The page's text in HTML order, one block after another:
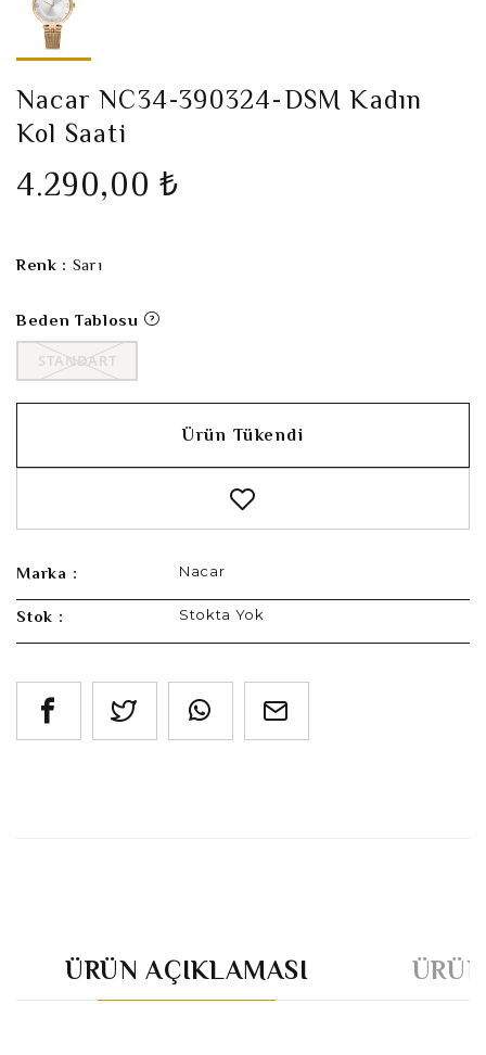
Nacar NC34-390324-DSM Kadın
Kol Saati
4.290,00 ₺
Renk : Sarı
Beden Tablosu
STANDART
Ürün Tükendi
Marka : Nacar
Stok : Stokta Yok
ÜRÜN AÇIKLAMASI